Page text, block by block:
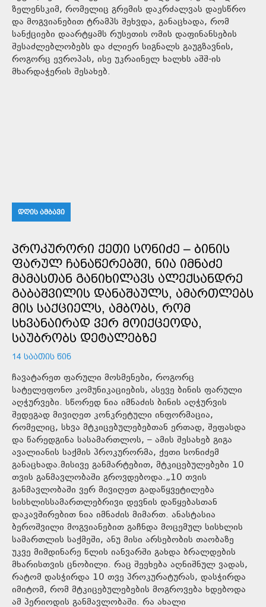
ზელენსკიმ, რომელიც გრემის დაკრძალვას დაესწრო
და მოგვიანებით ტრამპს შეხვდა, განაცხადა, რომ
სანქციები დაარტყამს რუსეთის ომის დაფინანსების
შესაძლებლობებს და ძლიერ სიგნალს გაუგზავნის,
როგორც ევროპას, ისე უკრაინელ ხალხს აშშ-ის
მხარდაჭერის შესახებ.
ᲓᲦᲘᲡ ᲐᲛᲑᲐᲕᲘ
ᲞᲠᲝᲙᲣᲠᲝᲠᲘ ᲥᲔᲗᲘ ᲡᲝᲜᲘᲫᲔ – ᲑᲘᲜᲘᲡ
ᲤᲐᲠᲣᲚ ᲩᲐᲜᲐᲬᲔᲠᲔᲑᲨᲘ, ᲜᲘᲐ ᲘᲛᲜᲐᲫᲔ
ᲛᲐᲛᲐᲡᲗᲐᲜ ᲒᲐᲜᲘᲮᲘᲚᲐᲕᲡ ᲐᲚᲔᲥᲡᲐᲜᲓᲠᲔ
ᲒᲐᲑᲐᲨᲕᲘᲚᲘᲡ ᲓᲐᲜᲐᲨᲐᲣᲚᲡ, ᲐᲛᲐᲠᲗᲚᲔᲑᲡ
ᲛᲘᲡ ᲡᲐᲥᲪᲘᲔᲚᲡ, ᲐᲛᲑᲝᲑᲡ, ᲠᲝᲛ
ᲡᲮᲕᲐᲜᲐᲘᲠᲐᲓ ᲕᲔᲠ ᲛᲝᲘᲥᲪᲔᲝᲓᲐ,
ᲡᲐᲣᲑᲠᲝᲑᲡ ᲓᲔᲢᲐᲚᲔᲑᲖᲔ
14 ᲡᲐᲐᲗᲘᲡ ᲬᲘᲜ
ჩავატარეთ ფარული მოსმენები, როგორც
სატელეფონო კომუნიკაციების, ასევე ბინის ფარული
აღჭურვები. სწორედ ნია იმნაძის ბინის აღჭურვის
შედეგად მივიღეთ კონკრეტული ინფორმაცია,
რომელიც, სხვა მტკიცებულებებთან ერთად, შეფასდა
და წარედგინა სასამართლოს, – ამის შესახებ გიგა
ავალიანის საქმის პროკურორმა, ქეთი სონიძემ
განაცხადა.მისივე განმარტებით, მტკიცებულებები 10
თვის განმავლობაში გროვდებოდა.„10 თვის
განმავლობაში ვერ მივიღეთ გადაწყვეტილება
სისხლისსამართლებრივი დევნის დაწყებასთან
დაკავშირებით ნია იმნაძის მიმართ. ანასტასია
ბეროშვილი მოგვიანებით გაჩნდა მოცემულ სისხლის
სამართლის საქმეში, ანუ მისი არსებობის თაობაზე
უკვე მიმდინარე წლის იანვარში გახდა ბრალდების
მხარისთვის ცნობილი. რაც შეეხება აღნიშნულ ვადას,
რატომ დასჭირდა 10 თვე პროკურატურას, დასჭირდა
იმიტომ, რომ მტკიცებულებების მოგროვება ხდებოდა
ამ პერიოდის განმავლობაში. რა ახალი